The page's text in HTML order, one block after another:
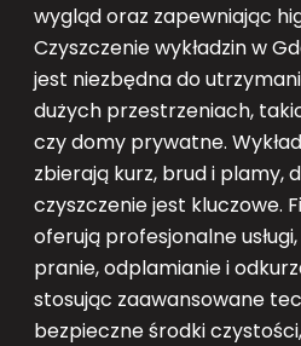
wygląd oraz zapewniając
Czyszczenie wykładzin w
jest niezbędna do
dużych przestrzeniach,
czy domy prywatne.
zbierają kurz, brud i plamy,
czyszczenie jest kluczowe.
oferują profesjonalne
pranie, odplamianie i
stosując zaawansowane
bezpieczne środki